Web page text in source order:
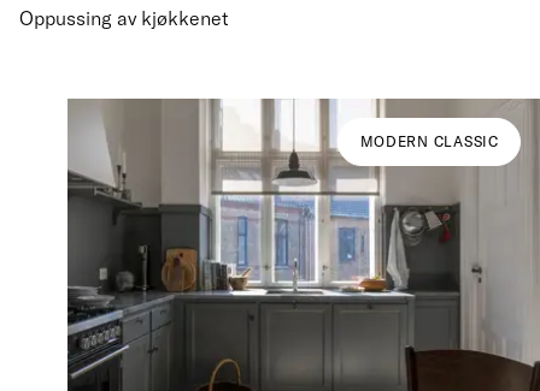
Oppussing av kjøkkenet
MODERN CLASSIC